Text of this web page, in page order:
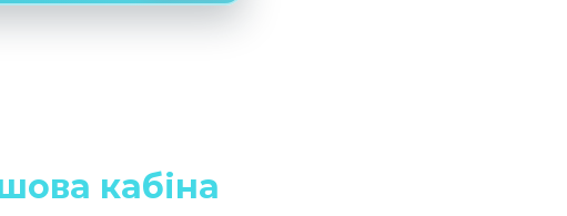
кабіна